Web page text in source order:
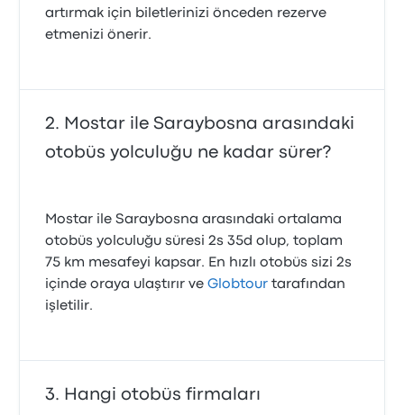
artırmak için biletlerinizi önceden rezerve
etmenizi önerir.
Mostar ile Saraybosna arasındaki
otobüs yolculuğu ne kadar sürer?
Mostar ile Saraybosna arasındaki ortalama
otobüs yolculuğu süresi 2s 35d olup, toplam
75 km mesafeyi kapsar. En hızlı otobüs sizi 2s
içinde oraya ulaştırır veGlobtour tarafından
işletilir.
Hangi otobüs firmaları